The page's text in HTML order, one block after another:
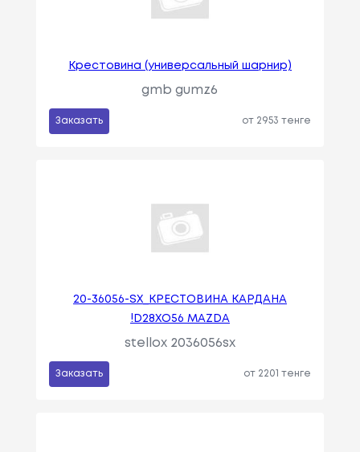
Крестовина (универсальный шарнир)
gmb gumz6
Заказать от 2953 тенге
20-36056-SX_КРЕСТОВИНА КАРДАНА
!D28XO56 MAZDA
stellox 2036056sx
Заказать от 2201 тенге